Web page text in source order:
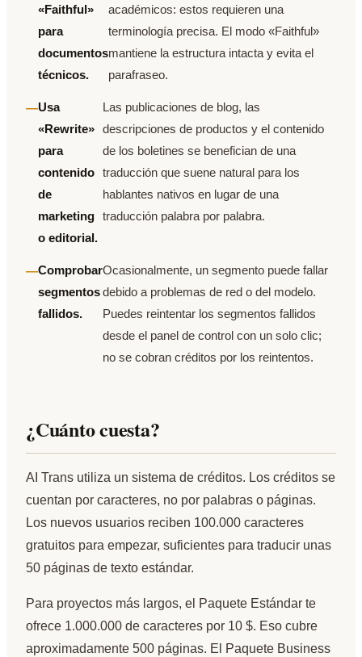
«Faithful»
para
documentos
técnicos.
académicos: estos requieren una
terminología precisa. El modo «Faithful»
mantiene la estructura intacta y evita el
parafraseo.
Usa
«Rewrite»
para
contenido
de
marketing
o editorial.
Las publicaciones de blog, las
descripciones de productos y el contenido
de los boletines se benefician de una
traducción que suene natural para los
hablantes nativos en lugar de una
traducción palabra por palabra.
Comprobar
segmentos
fallidos.
Ocasionalmente, un segmento puede fallar
debido a problemas de red o del modelo.
Puedes reintentar los segmentos fallidos
desde el panel de control con un solo clic;
no se cobran créditos por los reintentos.
¿Cuánto cuesta?
AI Trans utiliza un sistema de créditos. Los créditos se
cuentan por caracteres, no por palabras o páginas.
Los nuevos usuarios reciben 100.000 caracteres
gratuitos para empezar, suficientes para traducir unas
50 páginas de texto estándar.
Para proyectos más largos, el Paquete Estándar te
ofrece 1.000.000 de caracteres por 10 $. Eso cubre
aproximadamente 500 páginas. El Paquete Business